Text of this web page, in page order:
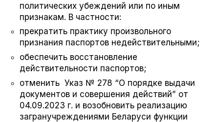
политических убеждений или по иным
признакам. В частности:
прекратить практику произвольного
признания паспортов недействительными;
обеспечить восстановление
действительности паспортов;
отменить Указ № 278 “О порядке выдачи
документов и совершения действий” от
04.09.2023 г. и возобновить реализацию
загранучреждениями Беларуси функции